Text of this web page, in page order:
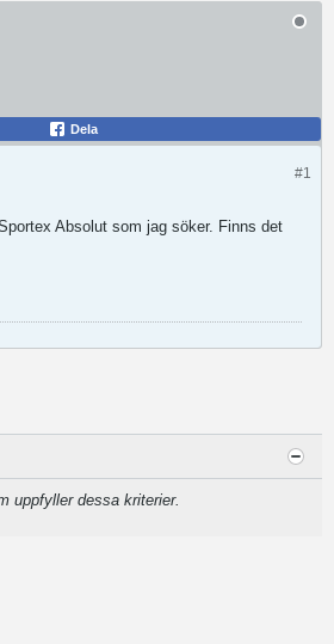
Dela
#1
Absolut som jag söker. Finns det
uppfyller dessa kriterier.